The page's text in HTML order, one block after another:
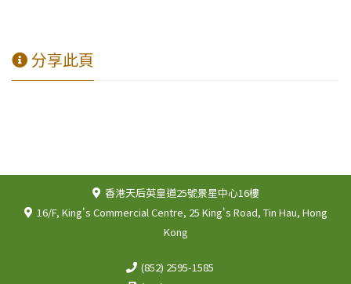
分享此頁
香港天后英皇道25號景星中心16樓
16/F, King's Commercial Centre, 25 King's Road, Tin Hau, Hong
Kong
(852) 2595-1585